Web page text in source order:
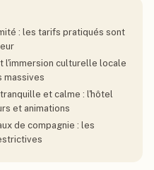
: les tarifs pratiqués sont
l'immersion culturelle locale
massives
et calme : l'hôtel
et animations
de compagnie : les